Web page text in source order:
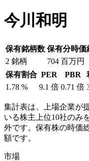
今川和明
保有銘柄数 保有分時価
2 銘柄 704 百万円
保有割合 PER PBR
1.78 % 9.1 倍 0.71 倍
集計表は、上場企業が
いる株主上位10社のみ
外です。保有株の時価
額です。
市場